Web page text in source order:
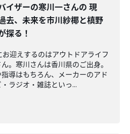
イザーの寒川一さんの 現
去、未来を市川紗椰と槙野
探る！
迎えするのはアウトドアライフ
。寒川さんは香川県のご出身。
導はもちろん、メーカーのアド
ラジオ・雑誌といっ...